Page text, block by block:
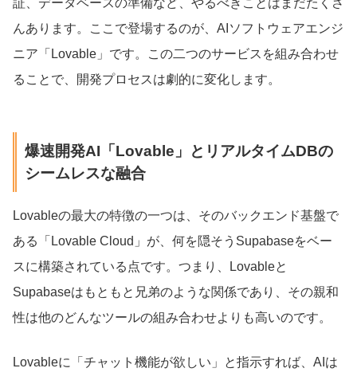
証、データベースの準備など、やるべきことはまだたくさ
んあります。ここで登場するのが、AIソフトウェアエンジ
ニア「Lovable」です。この二つのサービスを組み合わせ
ることで、開発プロセスは劇的に変化します。
爆速開発AI「Lovable」とリアルタイムDBの
シームレスな融合
Lovableの最大の特徴の一つは、そのバックエンド基盤で
ある「Lovable Cloud」が、何を隠そうSupabaseをベー
スに構築されている点です。つまり、Lovableと
Supabaseはもともと兄弟のような関係であり、その親和
性は他のどんなツールの組み合わせよりも高いのです。
Lovableに「チャット機能が欲しい」と指示すれば、AIは